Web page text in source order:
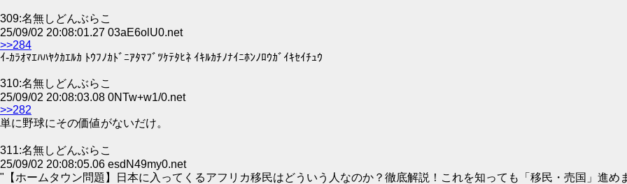
309:名無しどんぶらこ
25/09/02 20:08:01.27 03aE6olU0.net
>>284
ｲ-ｶﾗｵﾏｴﾊﾊﾔｸｶｴﾙｶ ﾄｳﾌﾉｶﾄﾞﾆｱﾀﾏﾌﾞﾂｹﾃﾀﾋﾈ ｲｷﾙｶﾁﾉﾅｲﾆﾎﾝﾉﾛｳｶﾞｲｷｾｲﾁｭｳ
310:名無しどんぶらこ
25/09/02 20:08:03.08 0NTw+w1/0.net
>>282
単に野球にその価値がないだけ。
311:名無しどんぶらこ
25/09/02 20:08:05.06 esdN49my0.net
"【ホームタウン問題】日本に入ってくるアフリカ移民はどういう人なのか？徹底解説！これを知っても「移民・売国」進め